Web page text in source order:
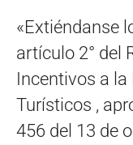
«Extiéndanse
artículo 2° del
Incentivos a la
Turísticos ,
456 del 13 de